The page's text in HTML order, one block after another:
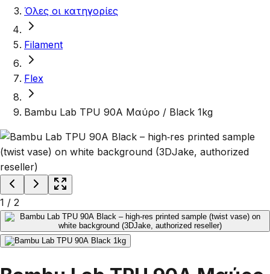
Όλες οι κατηγορίες
Filament
Flex
Bambu Lab TPU 90A Μαύρο / Black 1kg
1 / 2